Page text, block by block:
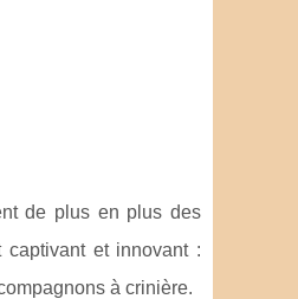
de plus en plus des
captivant et innovant :
à crinière.